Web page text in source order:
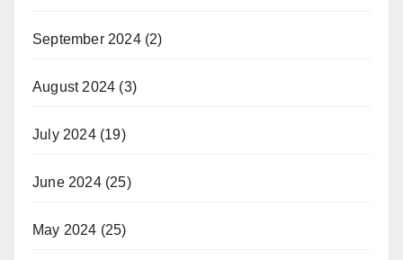
September 2024(2)
August 2024 (3)
July 2024(19)
June 2024(25)
May 2024 (25)